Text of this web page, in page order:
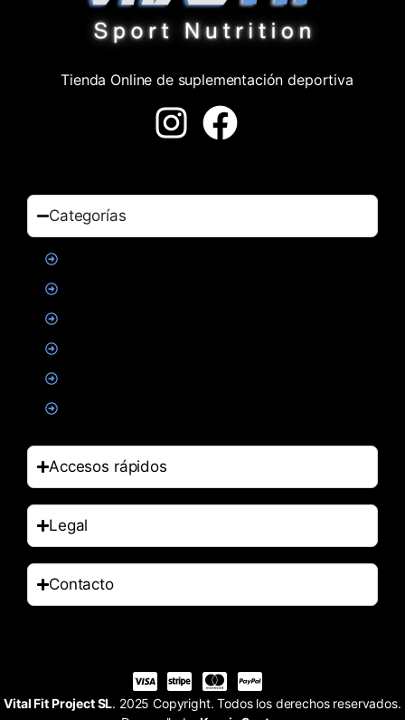
Tienda Online de suplementación deportiva
Categorías
Accesos rápidos
Legal
Contacto
Vital Fit Project SL. 2025 Copyright. Todos los derechos reservados.